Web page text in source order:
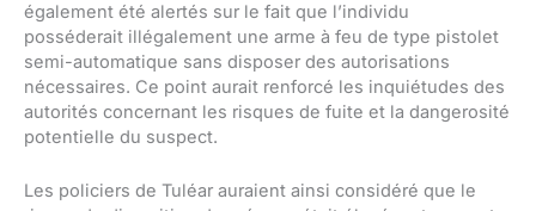
également été alertés sur le fait que l’individu
posséderait illégalement une arme à feu de type pistolet
semi-automatique sans disposer des autorisations
nécessaires. Ce point aurait renforcé les inquiétudes des
autorités concernant les risques de fuite et la dangerosité
potentielle du suspect.
Les policiers de Tuléar auraient ainsi considéré que le